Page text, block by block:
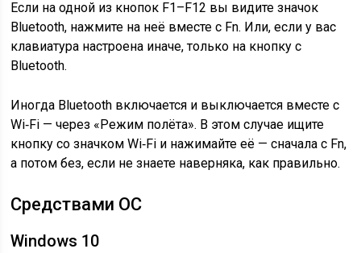
Если на одной из кнопок F1–F12 вы видите значок
Bluetooth, нажмите на неё вместе с Fn. Или, если у вас
клавиатура настроена иначе, только на кнопку с
Bluetooth.
Иногда Bluetooth включается и выключается вместе с
Wi‑Fi — через «Режим полёта». В этом случае ищите
кнопку со значком Wi‑Fi и нажимайте её — сначала с Fn,
а потом без, если не знаете наверняка, как правильно.
Средствами ОС
Windows 10